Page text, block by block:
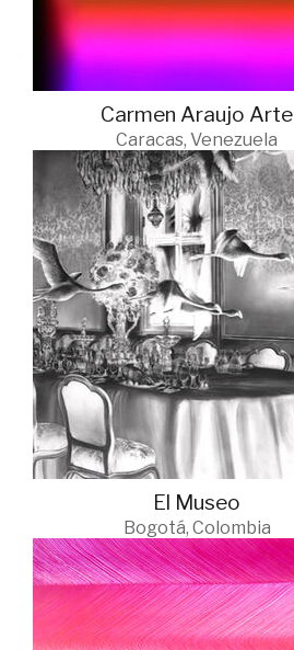
Carmen Araujo Arte
Caracas, Venezuela
El Museo
Bogotá, Colombia